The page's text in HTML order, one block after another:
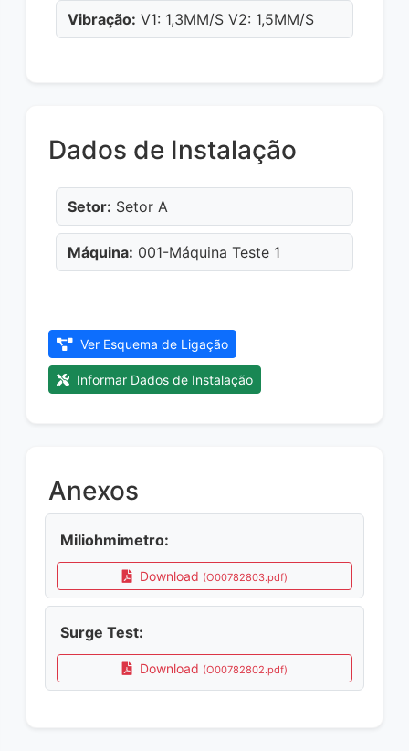
Vibração: V1: 1,3MM/S V2: 1,5MM/S
Dados de Instalação
Setor: Setor A
Máquina: 001-Máquina Teste 1
Ver Esquema de Ligação
Informar Dados de Instalação
Anexos
Miliohmimetro:
Download (O00782803.pdf)
Surge Test:
Download (O00782802.pdf)